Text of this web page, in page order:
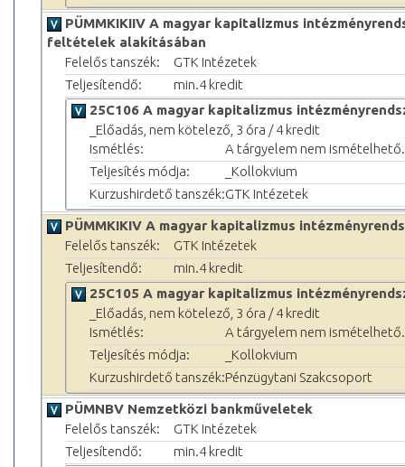
PÜMMKIKIIV A magyar kapitalizmus
feltételek alakításában
Felelős tanszék:
GTK Intézetek
Teljesítendő:
min.4 kredit
25C106 A magyar kapitalizmus
_Előadás, nem kötelező, 3 óra / 4 kredit
Ismétlés:
A tárgyelem nem ismételhető.
Teljesítés módja:
_Kollokvium
Kurzushirdető tanszék:GTK Intézetek
PÜMMKIKIV A magyar kapitalizmus
Felelős tanszék:
GTK Intézetek
Teljesítendő:
min.4 kredit
25C105 A magyar kapitalizmus
_Előadás, nem kötelező, 3 óra / 4 kredit
Ismétlés:
A tárgyelem nem ismételhető.
Teljesítés módja:
_Kollokvium
Kurzushirdető tanszék:Pénzügytani Szakcsoport
PÜMNBV Nemzetközi bankműveletek
Felelős tanszék:
GTK Intézetek
Teljesítendő:
min.4 kredit